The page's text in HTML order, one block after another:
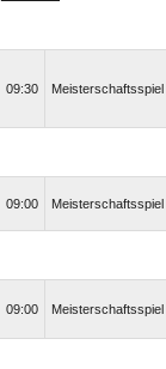
09:30 Meisterschaftsspiel
09:00 Meisterschaftsspiel
09:00 Meisterschaftsspiel